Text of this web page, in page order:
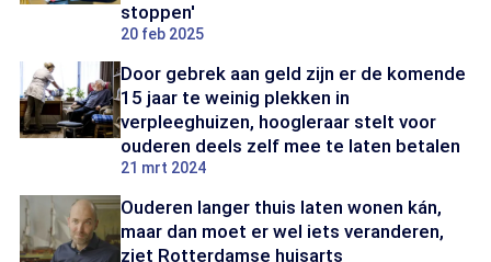
stoppen'
20 feb 2025
Door gebrek aan geld zijn er de komende
15 jaar te weinig plekken in
verpleeghuizen, hoogleraar stelt voor
ouderen deels zelf mee te laten betalen
21 mrt 2024
Ouderen langer thuis laten wonen kán,
maar dan moet er wel iets veranderen,
ziet Rotterdamse huisarts